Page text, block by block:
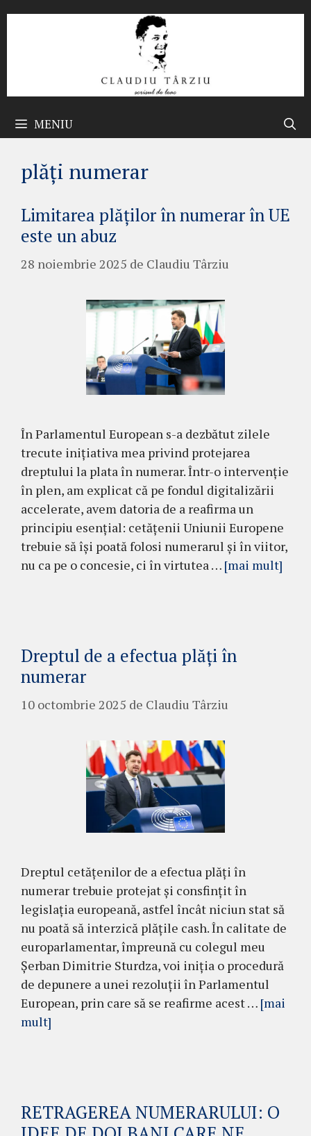
MENIU
plăți numerar
Limitarea plăților în numerar în UE
este un abuz
28 noiembrie 2025 de Claudiu Târziu
În Parlamentul European s-a dezbătut zilele
trecute inițiativa mea privind protejarea
dreptului la plata în numerar. Într-o intervenție
în plen, am explicat că pe fondul digitalizării
accelerate, avem datoria de a reafirma un
principiu esențial: cetățenii Uniunii Europene
trebuie să își poată folosi numerarul și în viitor,
nu ca pe o concesie, ci în virtutea … [mai mult]
Dreptul de a efectua plăți în
numerar
10 octombrie 2025 de Claudiu Târziu
Dreptul cetățenilor de a efectua plăți în
numerar trebuie protejat și consfințit în
legislația europeană, astfel încât niciun stat să
nu poată să interzică plățile cash. În calitate de
europarlamentar, împreună cu colegul meu
Șerban Dimitrie Sturdza, voi iniția o procedură
de depunere a unei rezoluții în Parlamentul
European, prin care să se reafirme acest … [mai
mult]
RETRAGEREA NUMERARULUI: O